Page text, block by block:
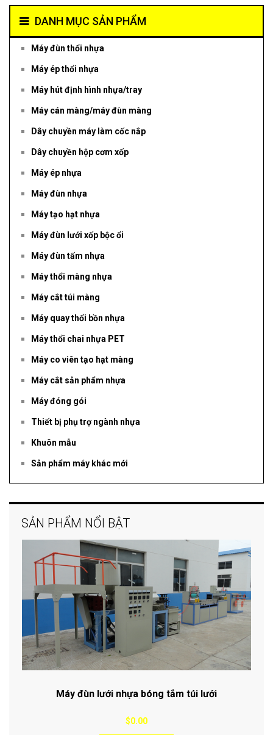
DANH MỤC SẢN PHẨM
Máy đùn thổi nhựa
Máy ép thổi nhựa
Máy hút định hình nhựa/tray
Máy cán màng/máy đùn màng
Dây chuyền máy làm cốc nắp
Dây chuyền hộp cơm xốp
Máy ép nhựa
Máy đùn nhựa
Máy tạo hạt nhựa
Máy đùn lưới xốp bộc ổi
Máy đùn tấm nhựa
Máy thổi màng nhựa
Máy cắt túi màng
Máy quay thổi bồn nhựa
Máy thổi chai nhựa PET
Máy co viên tạo hạt màng
Máy cắt sản phẩm nhựa
Máy đóng gói
Thiết bị phụ trợ ngành nhựa
Khuôn mẫu
Sản phẩm máy khác mới
SẢN PHẨM NỔI BẬT
Máy đùn lưới nhựa bóng tắm túi lưới
$0.00